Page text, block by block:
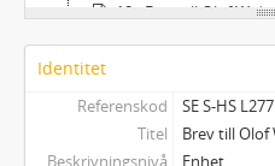
18 - Brev till Olof Widgren: från
19 - Brev till Olof
21 - Brev till Olof
22 - Brev till Olof Widgren:
23 - Manuskript:
Identitet
Referenskod
SE S-HS
Titel
Brev till Olof